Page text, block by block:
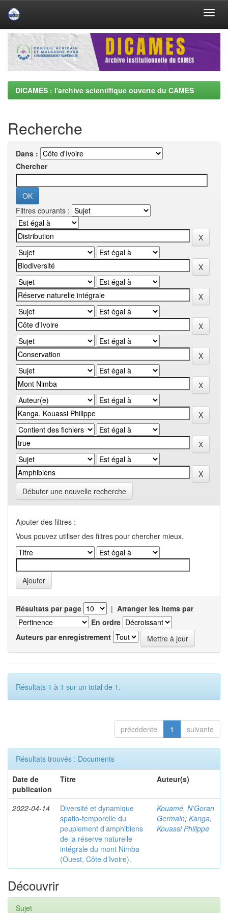
Skip
navigation
DICAMES : l'archive scientifique ouverte du CAMES
Recherche
Dans :
Chercher
Filtres courants :
Débuter une nouvelle recherche
Ajouter des filtres :
Vous pouvez utiliser des filtres pour chercher mieux.
Résultats par page | Arranger les items par
En ordre
Auteurs par enregistrement
Résultats 1 à 1 sur un total de 1.
précédente 1 suivante
Résultats trouvés : Documents
Date de
publication
Titre Auteur(s)
2022-04-14
Diversité et dynamique
spatio-temporelle du
peuplement d’amphibiens
de la réserve naturelle
intégrale du mont Nimba
(Ouest, Côte d’Ivoire).
Kouamé, N’Goran
Germain; Kanga,
Kouassi Philippe
Découvrir
Sujet